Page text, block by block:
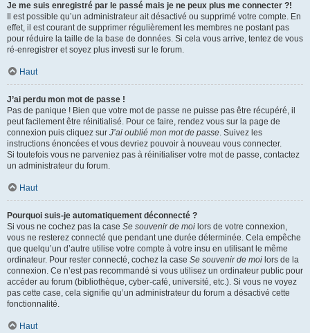
Je me suis enregistré par le passé mais je ne peux plus me connecter ?!
Il est possible qu’un administrateur ait désactivé ou supprimé votre compte. En
effet, il est courant de supprimer régulièrement les membres ne postant pas
pour réduire la taille de la base de données. Si cela vous arrive, tentez de vous
ré-enregistrer et soyez plus investi sur le forum.
Haut
J’ai perdu mon mot de passe !
Pas de panique ! Bien que votre mot de passe ne puisse pas être récupéré, il
peut facilement être réinitialisé. Pour ce faire, rendez vous sur la page de
connexion puis cliquez sur J’ai oublié mon mot de passe. Suivez les
instructions énoncées et vous devriez pouvoir à nouveau vous connecter.
Si toutefois vous ne parveniez pas à réinitialiser votre mot de passe, contactez
un administrateur du forum.
Haut
Pourquoi suis-je automatiquement déconnecté ?
Si vous ne cochez pas la case Se souvenir de moi lors de votre connexion,
vous ne resterez connecté que pendant une durée déterminée. Cela empêche
que quelqu’un d’autre utilise votre compte à votre insu en utilisant le même
ordinateur. Pour rester connecté, cochez la case Se souvenir de moi lors de la
connexion. Ce n’est pas recommandé si vous utilisez un ordinateur public pour
accéder au forum (bibliothèque, cyber-café, université, etc.). Si vous ne voyez
pas cette case, cela signifie qu’un administrateur du forum a désactivé cette
fonctionnalité.
Haut